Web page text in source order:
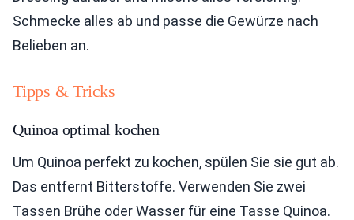
Schmecke alles ab und passe die Gewürze nach
Belieben an.
Tipps & Tricks
Quinoa optimal kochen
Um Quinoa perfekt zu kochen, spülen Sie sie gut ab.
Das entfernt Bitterstoffe. Verwenden Sie zwei
Tassen Brühe oder Wasser für eine Tasse Quinoa.